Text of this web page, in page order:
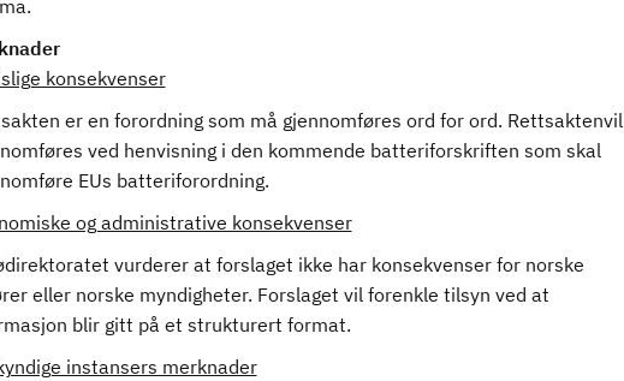
konsekvenser
er en forordning som må gjennomføres ord for ord. Rettsaktenvil
ved henvisning i den kommende batteriforskriften som skal
EUs batteriforordning.
og administrative konsekvenser
vurderer at forslaget ikke har konsekvenser for norske
eller norske myndigheter. Forslaget vil forenkle tilsyn ved at
blir gitt på et strukturert format.
instansers merknader